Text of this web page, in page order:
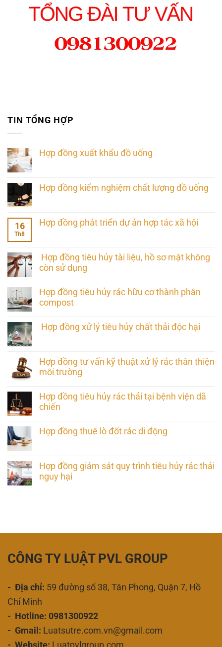
TIN TỔNG HỢP
Hợp đồng xuất khẩu đồ uống
Hợp đồng kiểm nghiệm chất lượng đồ uống
16
Th8
Hợp đồng phát triển dự án hợp tác xã hội
Hợp đồng tiêu hủy tài liệu, hồ sơ mật không
còn sử dụng
Hợp đồng tiêu hủy rác hữu cơ thành phân
compost
Hợp đồng xử lý tiêu hủy chất thải độc hại
Hợp đồng tư vấn kỹ thuật xử lý rác thân thiện
môi trường
Hợp đồng tiêu hủy rác thải tại bệnh viện dã
chiến
Hợp đồng thuê lò đốt rác di động
Hợp đồng giám sát quy trình tiêu hủy rác thải
nguy hại
CÔNG TY LUẬT PVL GROUP
- Địa chỉ: 59 đường số 38, Tân Phong, Quận 7, Hồ
Chí Minh
- Hotline: 0981300922
- Gmail: Luatsutre.com.vn@gmail.com